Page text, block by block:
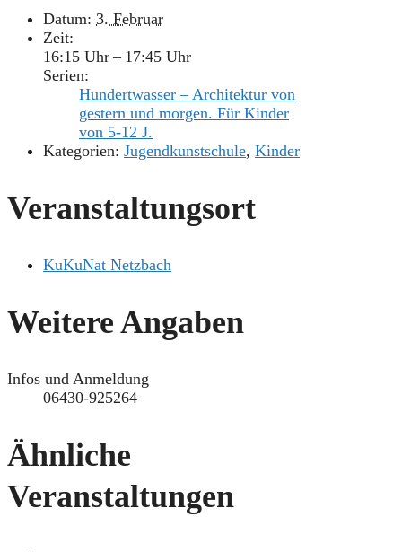
Datum: 3. Februar
Zeit:
16:15 Uhr – 17:45 Uhr
Serien:
Hundertwasser – Architektur von
gestern und morgen. Für Kinder
von 5-12 J.
Kategorien: Jugendkunstschule, Kinder
Veranstaltungsort
KuKuNat Netzbach
Weitere Angaben
Infos und Anmeldung
06430-925264
Ähnliche
Veranstaltungen